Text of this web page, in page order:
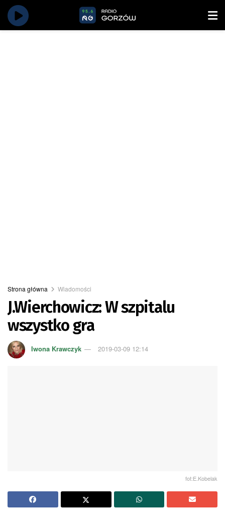
Strona główna Wiadomości
J.Wierchowicz: W szpitalu
wszystko gra
Iwona Krawczyk 2019-03-09 12:14
fot:E.Kobelak